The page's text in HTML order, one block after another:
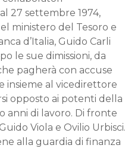
27 settembre 1974,
ministero del Tesoro e
d’Italia, Guido Carli
le sue dimissioni, da
pagherà con accuse
insieme al vicedirettore
opposto ai potenti della
anni di lavoro. Di fronte
Viola e Ovilio Urbisci.
alla guardia di finanza